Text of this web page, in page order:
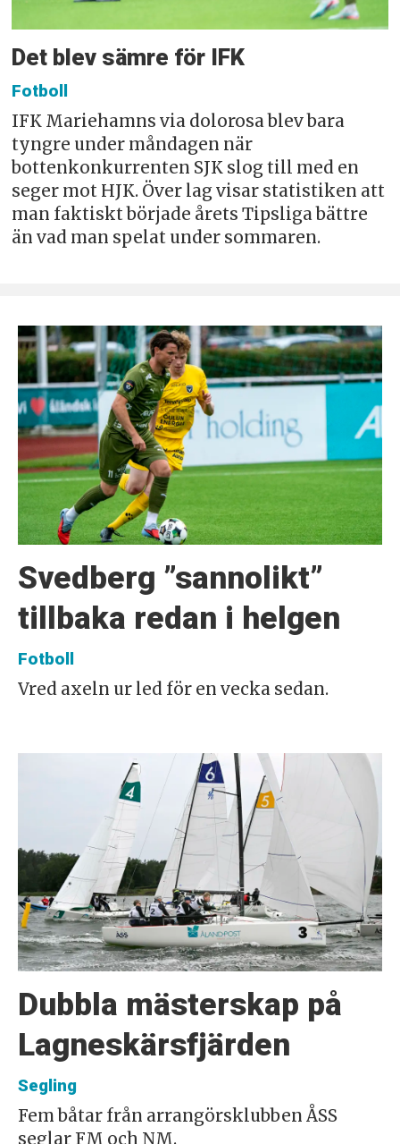
Det blev sämre för IFK
Fotboll
IFK Mariehamns via dolorosa blev bara
tyngre under måndagen när
bottenkonkurrenten SJK slog till med en
seger mot HJK. Över lag visar statistiken att
man faktiskt började årets Tipsliga bättre
än vad man spelat under sommaren.
Svedberg ”sannolikt”
tillbaka redan i helgen
Fotboll
Vred axeln ur led för en vecka sedan.
Dubbla mästerskap på
Lagneskärsfjärden
Segling
Fem båtar från arrangörsklubben ÅSS
seglar FM och NM.